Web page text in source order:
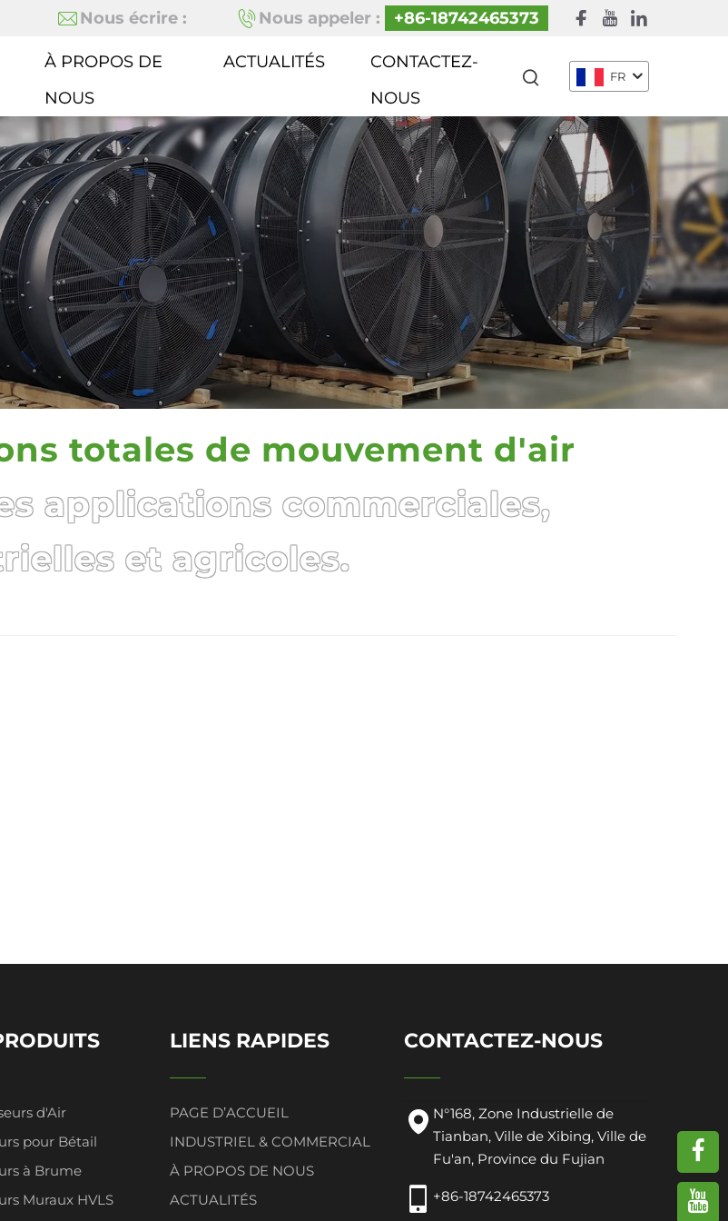
Nous écrire : Nous appeler : +86-18742465373
À PROPOS DE
NOUS
ACTUALITÉS
CONTACTEZ-
NOUS
FR
totales de mouvement d'air
applications commerciales,
et agricoles.
d'Air
pour Bétail
à Brume
Muraux HVLS
LIENS RAPIDES
PAGE D’ACCUEIL
INDUSTRIEL & COMMERCIAL
À PROPOS DE NOUS
ACTUALITÉS
CONTACTEZ-NOUS
N°168, Zone Industrielle de
Tianban, Ville de Xibing, Ville de
Fu'an, Province du Fujian
+86-18742465373